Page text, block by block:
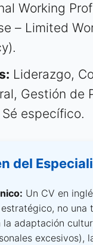
Working
– Limited
Liderazgo,
Gestión de
específico.
del
Un CV en
no una
la adaptación
excesivos),